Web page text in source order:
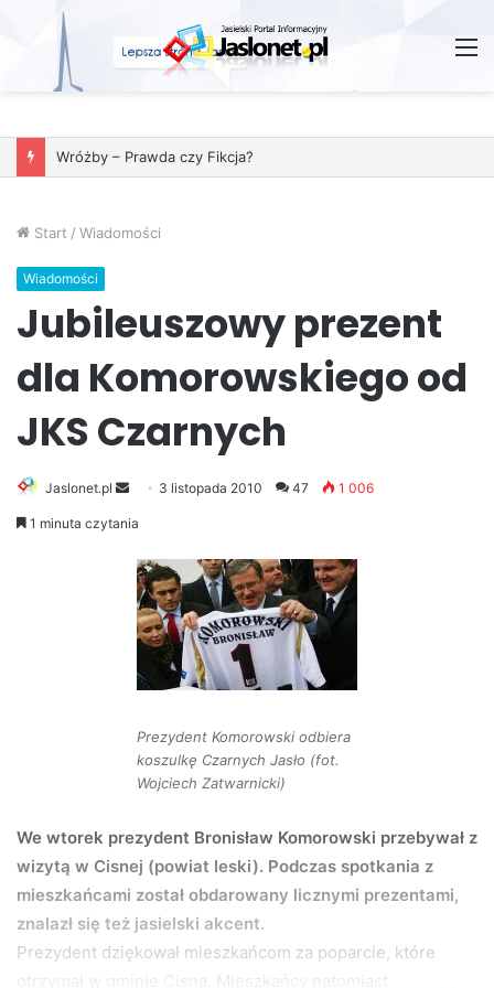
Wróżby – Prawda czy Fikcja?
Start / Wiadomości
Wiadomości
Jubileuszowy prezent
dla Komorowskiego od
JKS Czarnych
Jaslonet.pl
e
m
3 listopada 2010 47 1 006
1 minuta czytania
Prezydent Komorowski odbiera
koszulkę Czarnych Jasło (fot.
Wojciech Zatwarnicki)
We wtorek prezydent Bronisław Komorowski przebywał z
wizytą w Cisnej (powiat leski). Podczas spotkania z
mieszkańcami został obdarowany licznymi prezentami,
znalazł się też jasielski akcent.
Prezydent dziękował mieszkańcom za poparcie, które
otrzymał w gminie Cisna. Mieszkańcy natomiast